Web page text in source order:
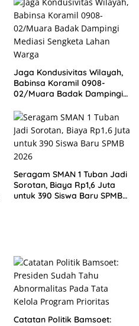
Jaga Kondusivitas Wilayah,
Babinsa Koramil 0908-
02/Muara Badak Dampingi
Warga
Seragam SMAN 1 Tuban Jadi
Sorotan, Biaya Rp1,6 Juta
untuk 390 Siswa Baru SPMB
Catatan Politik Bamsoet: